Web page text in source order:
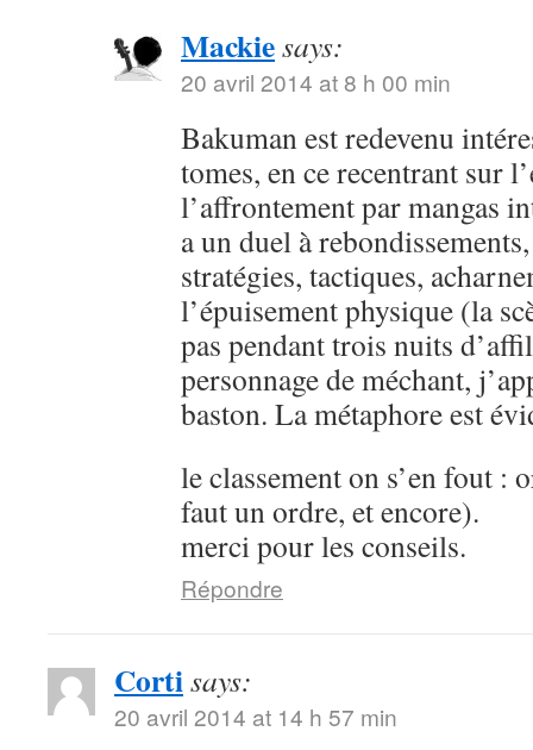
Mackiesays:
20 avril 2014 at 8 h 00 min
Bakuman est redevenu
tomes, en ce recentrant sur
l’affrontement par mangas
a un duel à
stratégies, tactiques,
l’épuisement physique (la
pas pendant trois nuits
personnage de méchant,
baston. La métaphore est
le classement on s’en fout :
faut un ordre, et encore).
merci pour les conseils.
Répondre
Cortisays:
20 avril 2014 at 14 h 57 min